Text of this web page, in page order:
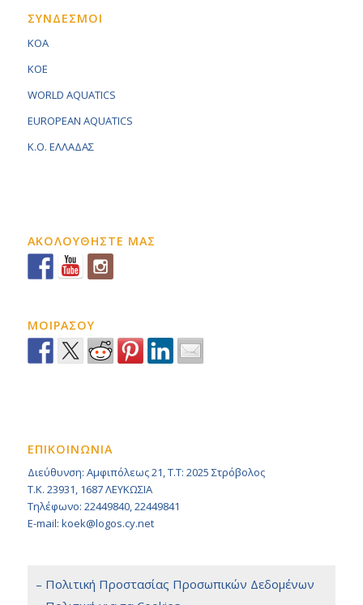
ΣΥΝΔΕΣΜΟΙ
KOA
KOE
WORLD AQUATICS
EUROPEAN AQUATICS
K.O. ΕΛΛΑΔΑΣ
ΑΚΟΛΟΥΘΗΣΤΕ ΜΑΣ
ΜΟΙΡΑΣΟΥ
ΕΠΙΚΟΙΝΩΝΙΑ
Διεύθυνση: Αμφιπόλεως 21, Τ.Τ: 2025 Στρόβολος
Τ.Κ. 23931, 1687 ΛΕΥΚΩΣΙΑ
Τηλέφωνο: 22449840, 22449841
E-mail: koek@logos.cy.net
– Πολιτική Προστασίας Προσωπικών Δεδομένων